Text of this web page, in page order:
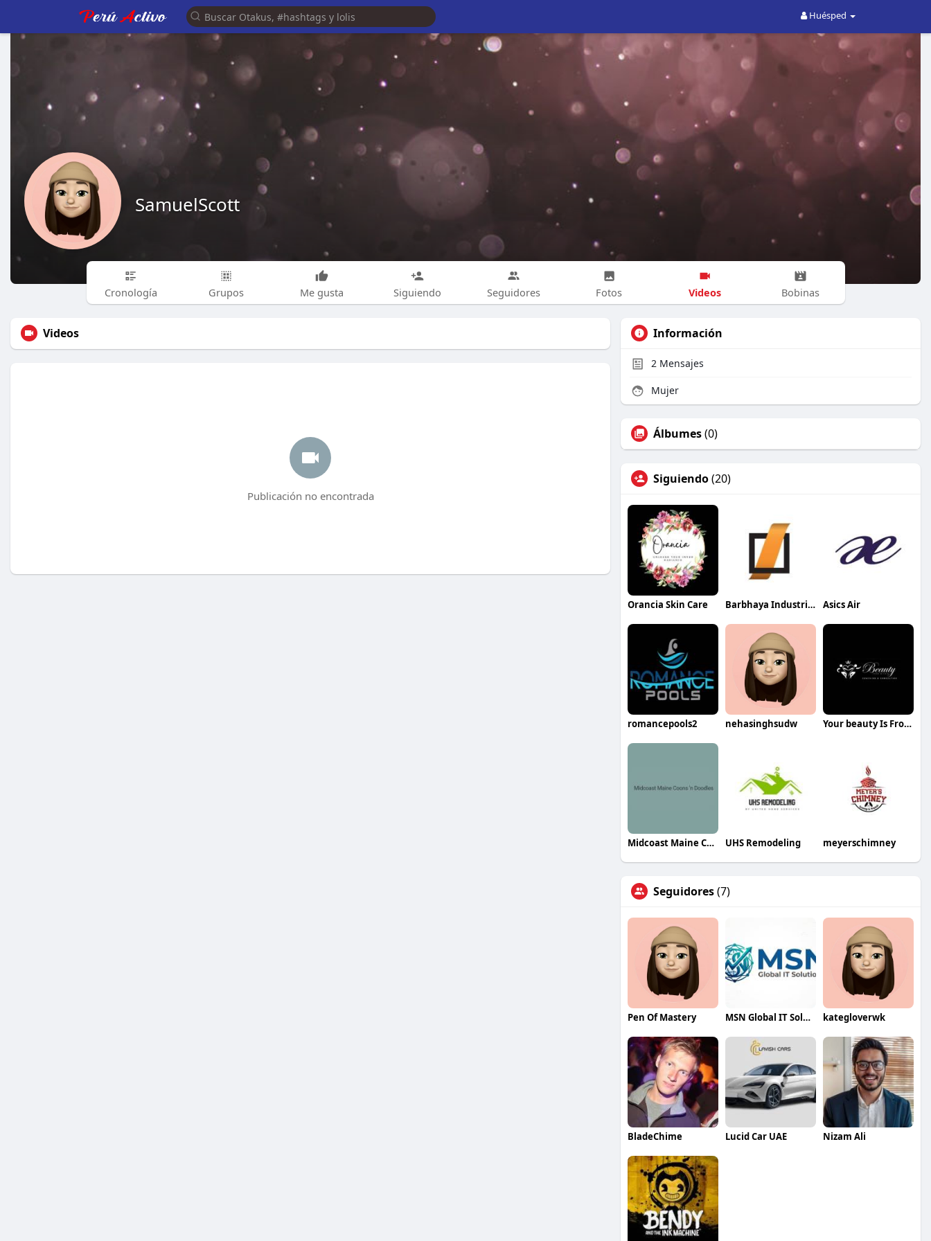
Huésped
SamuelScott
Cronología Grupos Me gusta Siguiendo Seguidores Fotos Videos Bobinas
Videos
Publicación no encontrada
Información
2 Mensajes
Mujer
Álbumes(0)
Siguiendo(20)
Orancia Skin Care Barbhaya Industries Asics Air
romancepools2 nehasinghsudw Your beauty Is From within
Midcoast Maine Coons n Doodles UHS Remodeling meyerschimney
Seguidores(7)
Pen Of Mastery MSN Global IT Solutions kategloverwk
BladeChime Lucid Car UAE Nizam Ali